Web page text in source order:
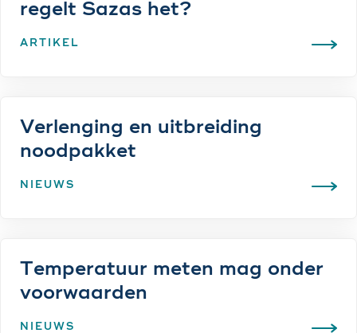
regelt Sazas het?
ARTIKEL
Verlenging en uitbreiding
noodpakket
NIEUWS
Temperatuur meten mag onder
voorwaarden
NIEUWS